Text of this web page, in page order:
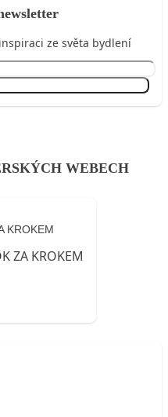
ze světa bydlení
WEBECH
KROKEM